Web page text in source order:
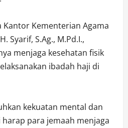
Kantor Kementerian Agama
Syarif, S.Ag., M.Pd.I.,
menjaga kesehatan fisik
ibadah haji di
kekuatan mental dan
para jemaah menjaga